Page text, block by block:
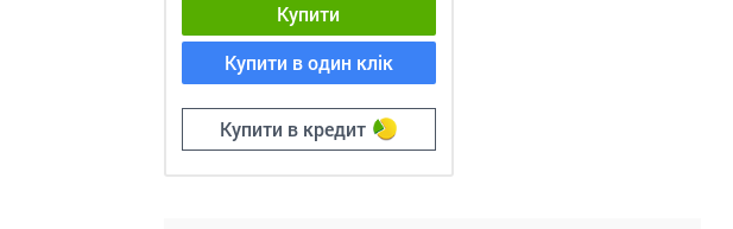
Купити
Купити в один клік
Купити в кредит